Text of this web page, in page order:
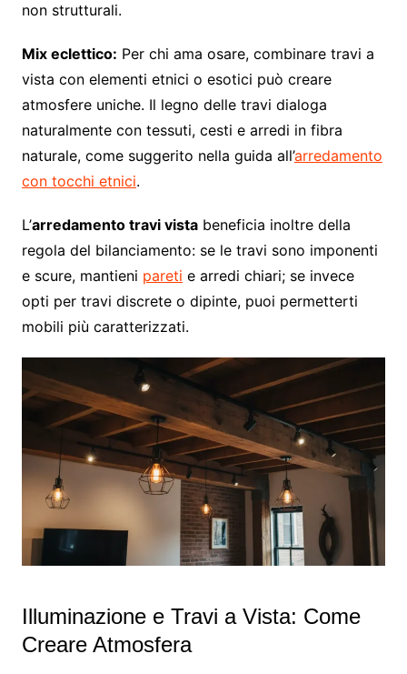
non strutturali.
Mix eclettico: Per chi ama osare, combinare travi a
vista con elementi etnici o esotici può creare
atmosfere uniche. Il legno delle travi dialoga
naturalmente con tessuti, cesti e arredi in fibra
naturale, come suggerito nella guida all’arredamento
con tocchi etnici.
L’arredamento travi vistabeneficia inoltre della
regola del bilanciamento: se le travi sono imponenti
e scure, mantieni pareti e arredi chiari; se invece
opti per travi discrete o dipinte, puoi permetterti
mobili più caratterizzati.
Illuminazione e Travi a Vista: Come
Creare Atmosfera